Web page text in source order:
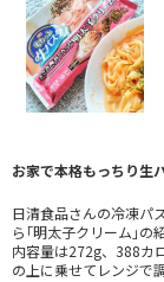
お家で本格もっちり生
日清食品さんの冷凍パ
ら｢明太子クリーム｣の
内容量は272g、388カ
の上に乗せてレンジで